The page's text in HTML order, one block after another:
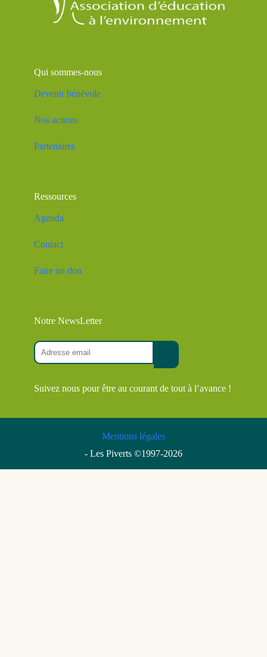
Qui sommes-nous
Devenir bénévole
Nos actions
Partenaires
Ressources
Agenda
Contact
Faire un don
Notre NewsLetter
Suivez nous pour être au courant de tout à l’avance !
Mentions légales
- Les Piverts ©1997-2026